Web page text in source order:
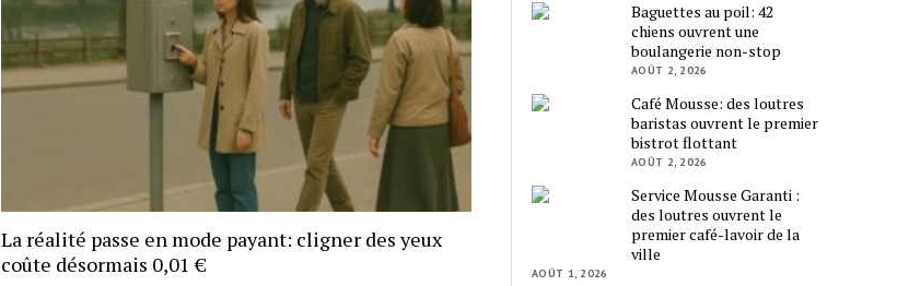
La réalité passe en mode payant: cligner des yeux
coûte désormais 0,01 €
Baguettes au poil: 42
chiens ouvrent une
boulangerie non-stop
AOÛT 2, 2026
Café Mousse: des loutres
baristas ouvrent le premier
bistrot flottant
AOÛT 2, 2026
Service Mousse Garanti :
des loutres ouvrent le
premier café-lavoir de la
ville
AOÛT 1, 2026